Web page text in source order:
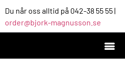
Du når oss alltid på 042-38 55 55 |
order@bjork-magnusson.se